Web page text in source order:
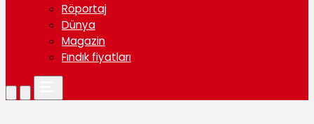
Röportaj
Dünya
Magazin
Fındık fiyatları